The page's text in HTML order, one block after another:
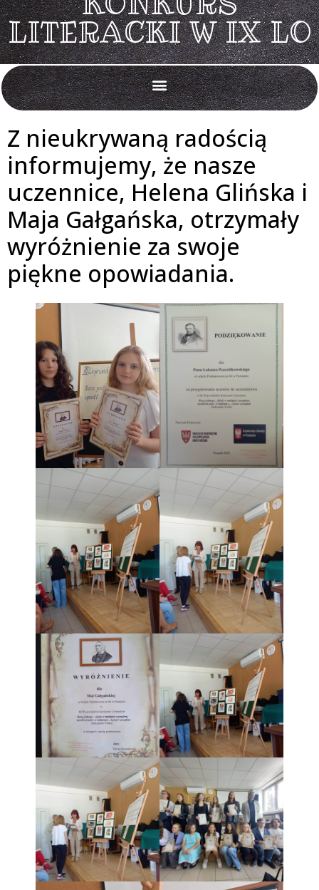
LITERACKI W IX LO
Z nieukrywaną radością
informujemy, że nasze
uczennice, Helena Glińska i
Maja Gałgańska, otrzymały
wyróżnienie za swoje
piękne opowiadania.